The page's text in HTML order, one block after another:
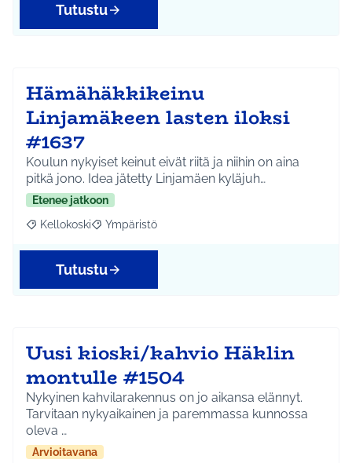
Tutustu
Hämähäkkikeinu
Linjamäkeen lasten iloksi
#1637
Koulun nykyiset keinut eivät riitä ja niihin on aina
pitkä jono. Idea jätetty Linjamäen kyläjuh…
Etenee jatkoon
Rajaa tulokset aihepiirin mukaan: Kellokoski
Kellokoski Rajaa tulokset teeman mukaan: Ympäristö
Ympäristö
Tutustu
Uusi kioski/kahvio Häklin
montulle #1504
Nykyinen kahvilarakennus on jo aikansa elännyt.
Tarvitaan nykyaikainen ja paremmassa kunnossa
oleva …
Arvioitavana